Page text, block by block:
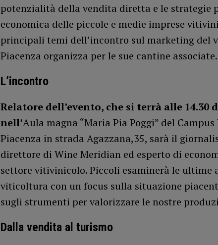
potenzialità della vendita diretta e le strategie
economica delle piccole e medie imprese
principali temi dell’incontro sul marketing del
Piacenza organizza per le sue cantine associate.
L’incontro
Relatore dell’evento, che si terrà alle 14.30
nell’Aula magna “Maria Pia Poggi” del
Piacenza in strada Agazzana,35, sarà il
direttore di Wine Meridian ed esperto di
settore vitivinicolo. Piccoli esaminerà le ultime
viticoltura con un focus sulla situazione
sugli strumenti per valorizzare le nostre
Dalla vendita al turismo